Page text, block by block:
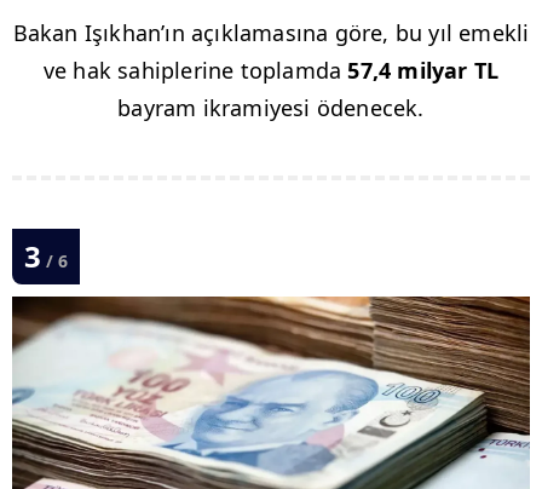
Bakan Işıkhan’ın açıklamasına göre, bu yıl emekli
ve hak sahiplerine toplamda57,4 milyar TL
bayram ikramiyesi ödenecek.
3 / 6